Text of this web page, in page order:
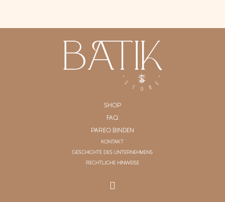
SHOP
FAQ
PAREO BINDEN
KONTAKT
GESCHICHTE DES UNTERNEHMENS
RECHTLICHE HINWEISE